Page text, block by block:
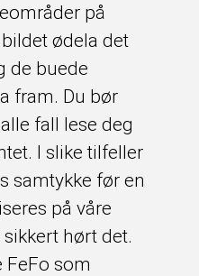
på
ødela det
de buede
fram. Du bør
fall lese deg
I slike tilfeller
samtykke før en
på våre
hørt det.
FeFo som